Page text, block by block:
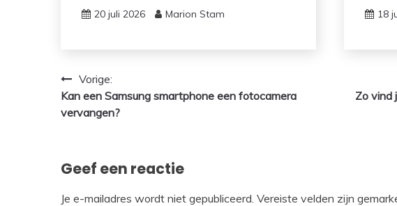
20 juli 2026 Marion Stam 18
Bericht
navigatie
Vorige:
Kan een Samsung smartphone een fotocamera
vervangen?
Zo vind
Geef een reactie
Je e-mailadres wordt niet gepubliceerd. Vereiste velden zijn